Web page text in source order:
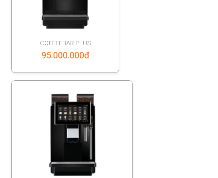
COFFEEBAR PLUS
95.000.000đ